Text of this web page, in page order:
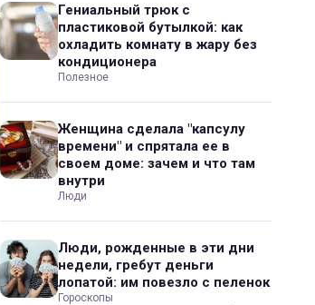
Гениальный трюк с
пластиковой бутылкой: как
охладить комнату в жару без
кондиционера
Полезное
Женщина сделала "капсулу
времени" и спрятала ее в
своем доме: зачем и что там
внутри
Люди
Люди, рожденные в эти дни
недели, гребут деньги
лопатой: им повезло с пеленок
Гороскопы